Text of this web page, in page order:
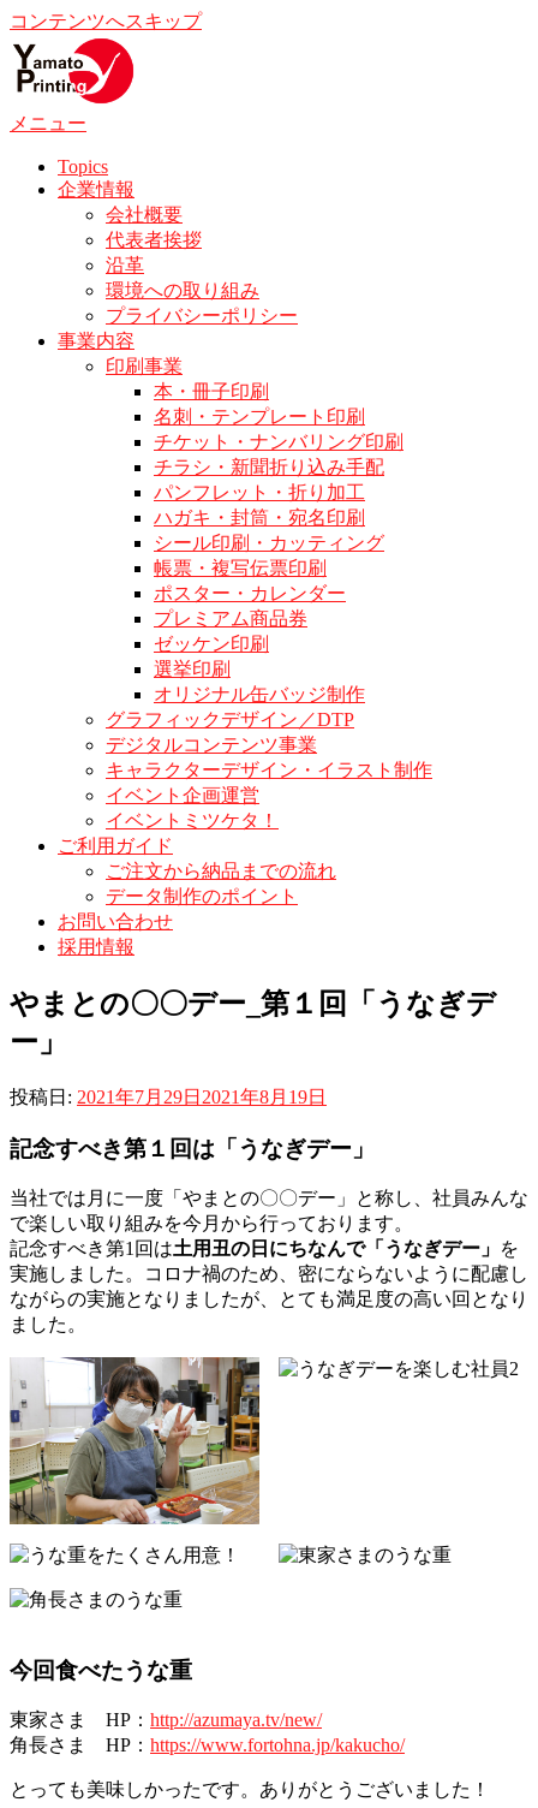
コンテンツへスキップ
メニュー
Topics
企業情報
会社概要
代表者挨拶
沿革
環境への取り組み
プライバシーポリシー
事業内容
印刷事業
本・冊子印刷
名刺・テンプレート印刷
チケット・ナンバリング印刷
チラシ・新聞折り込み手配
パンフレット・折り加工
ハガキ・封筒・宛名印刷
シール印刷・カッティング
帳票・複写伝票印刷
ポスター・カレンダー
プレミアム商品券
ゼッケン印刷
選挙印刷
オリジナル缶バッジ制作
グラフィックデザイン／DTP
デジタルコンテンツ事業
キャラクターデザイン・イラスト制作
イベント企画運営
イベントミツケタ！
ご利用ガイド
ご注文から納品までの流れ
データ制作のポイント
お問い合わせ
採用情報
やまとの〇〇デー_第１回「うなぎデ
ー」
投稿日: 2021年7月29日 2021年8月19日
記念すべき第１回は「うなぎデー」
当社では月に一度「やまとの〇〇デー」と称し、社員みんな
で楽しい取り組みを今月から行っております。
記念すべき第1回は土用丑の日にちなんで「うなぎデー」 を
実施しました。コロナ禍のため、密にならないように配慮し
ながらの実施となりましたが、とても満足度の高い回となり
ました。
今回食べたうな重
東家さま HP： http://azumaya.tv/new/
角長さま HP： https://www.fortohna.jp/kakucho/
とっても美味しかったです。ありがとうございました！